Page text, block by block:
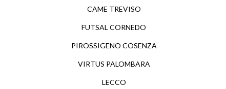
CAME TREVISO
FUTSAL CORNEDO
PIROSSIGENO COSENZA
VIRTUS PALOMBARA
LECCO